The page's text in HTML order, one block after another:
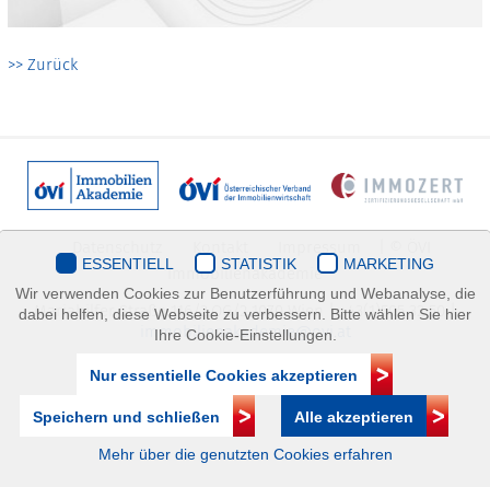
>> Zurück
Immobilienakademie
Mariahilfer Straße 116/2.OG/2 1070 Wien | +43(1)505 32 50 |
immobilienakademie@ovi.at
ESSENTIELL STATISTIK
MARKETING
Wir verwenden Cookies zur Benutzerführung und Webanalyse, die
dabei helfen, diese Webseite zu verbessern. Bitte wählen Sie hier
Ihre Cookie-Einstellungen.
Nur essentielle Cookies akzeptieren
Speichern und schließen Alle akzeptieren
Mehr über die genutzten Cookies erfahren